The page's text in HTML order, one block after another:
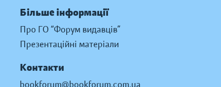
Більше інформації
Про ГО “Форум видавців”
Презентаційні матеріали
Контакти
bookforum@bookforum.com.ua